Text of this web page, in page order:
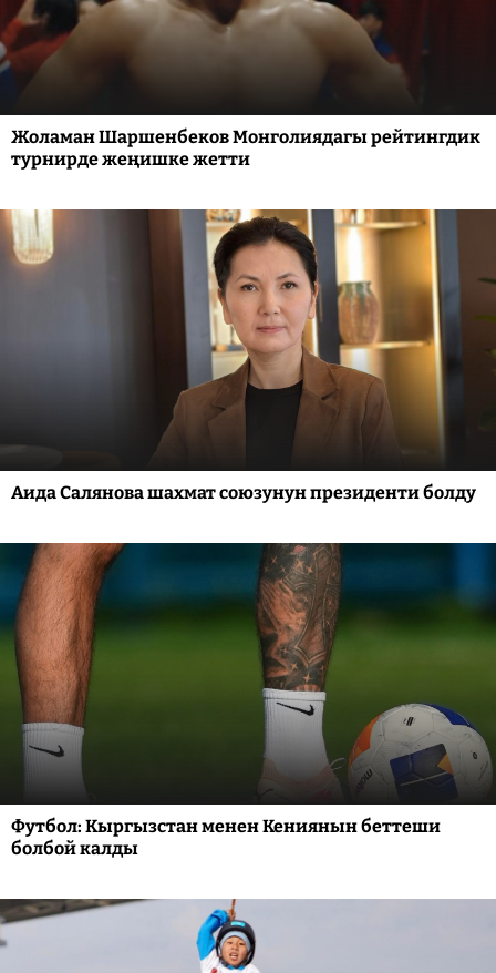
Жоламан Шаршенбеков Монголиядагы рейтингдик
турнирде жеңишке жетти
Аида Салянова шахмат союзунун президенти болду
Футбол: Кыргызстан менен Кениянын беттеши
болбой калды